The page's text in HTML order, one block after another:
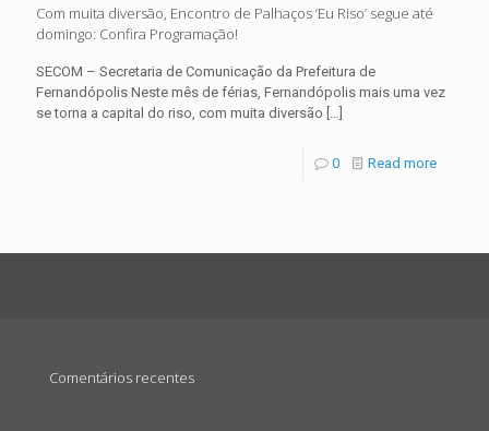
Com muita diversão, Encontro de Palhaços ‘Eu Riso’ segue até
domingo: Confira Programação!
SECOM – Secretaria de Comunicação da Prefeitura de
Fernandópolis Neste mês de férias, Fernandópolis mais uma vez
se torna a capital do riso, com muita diversão […]
0 Read more
Comentários recentes